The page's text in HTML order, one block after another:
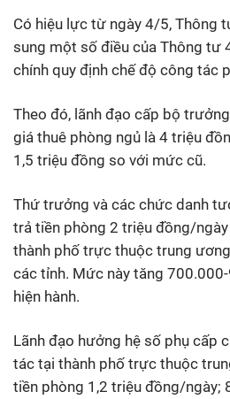
Có hiệu lực từ ngày 4/5, Thông
sung một số điều của Thông tư
chính quy định chế độ công tác
Theo đó, lãnh đạo cấp bộ
giá thuê phòng ngủ là 4 triệu
1,5 triệu đồng so với mức cũ.
Thứ trưởng và các chức danh
trả tiền phòng 2 triệu đồng/
thành phố trực thuộc trung
các tỉnh. Mức này tăng
hiện hành.
Lãnh đạo hưởng hệ số phụ cấp
tác tại thành phố trực thuộc
tiền phòng 1,2 triệu đồng/ngày;